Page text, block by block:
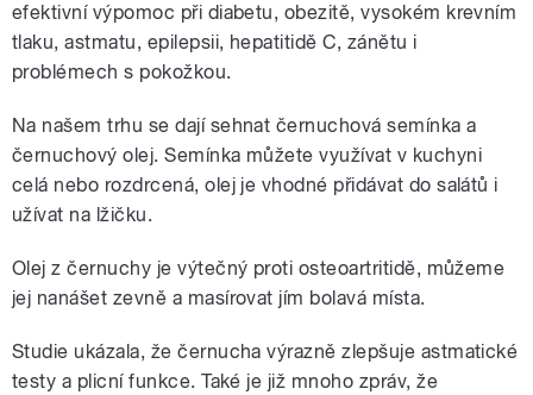
efektivní výpomoc při diabetu, obezitě, vysokém krevním
tlaku, astmatu, epilepsii, hepatitidě C, zánětu i
problémech s pokožkou.
Na našem trhu se dají sehnat černuchová semínka a
černuchový olej. Semínka můžete využívat v kuchyni
celá nebo rozdrcená, olej je vhodné přidávat do salátů i
užívat na lžičku.
Olej z černuchy je výtečný proti osteoartritidě, můžeme
jej nanášet zevně a masírovat jím bolavá místa.
Studie ukázala, že černucha výrazně zlepšuje astmatické
testy a plicní funkce. Také je již mnoho zpráv, že